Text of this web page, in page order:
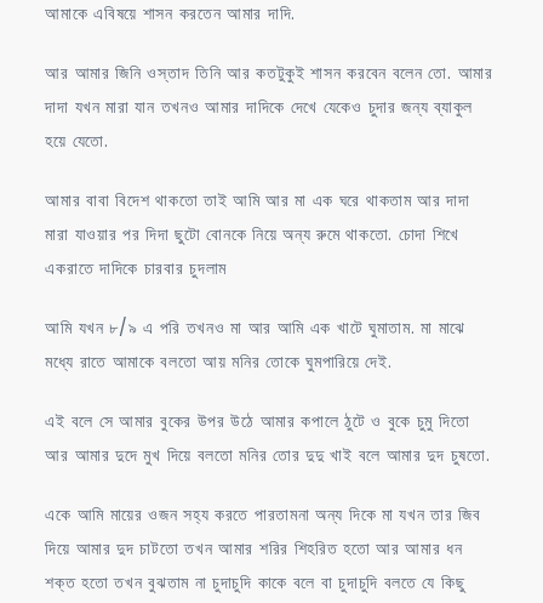
আমাকে এবিষয়ে শাসন করতেন আমার দাদি.
আর আমার জিনি ওস্তাদ তিনি আর কতটুকুই শাসন করবেন বলেন তো. আমার
দাদা যখন মারা যান তখনও আমার দাদিকে দেখে যেকেও চুদার জন্য ব্যাকুল
হয়ে যেতো.
আমার বাবা বিদেশ থাকতো তাই আমি আর মা এক ঘরে থাকতাম আর দাদা
মারা যাওয়ার পর দিদা ছুটো বোনকে নিয়ে অন্য রুমে থাকতো. চোদা শিখে
একরাতে দাদিকে চারবার চুদলাম
আমি যখন ৮/৯ এ পরি তখনও মা আর আমি এক খাটে ঘুমাতাম. মা মাঝে
মধ্যে রাতে আমাকে বলতো আয় মনির তোকে ঘুমপারিয়ে দেই.
এই বলে সে আমার বুকের উপর উঠে আমার কপালে ঠুটে ও বুকে চুমু দিতো
আর আমার দুদে মুখ দিয়ে বলতো মনির তোর দুদু খাই বলে আমার দুদ চুষতো.
একে আমি মায়ের ওজন সহ্য করতে পারতামনা অন্য দিকে মা যখন তার জিব
দিয়ে আমার দুদ চাটতো তখন আমার শরির শিহরিত হতো আর আমার ধন
শক্ত হতো তখন বুঝতাম না চুদাচুদি কাকে বলে বা চুদাচুদি বলতে যে কিছু